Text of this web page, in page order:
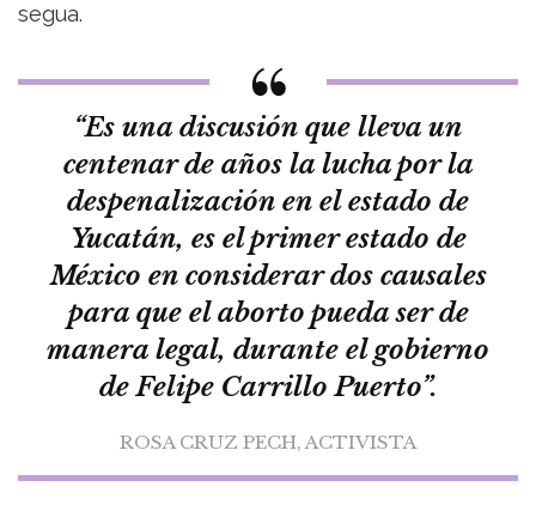
segua.
“Es una discusión que lleva un
centenar de años la lucha por la
despenalización en el estado de
Yucatán, es el primer estado de
México en considerar dos causales
para que el aborto pueda ser de
manera legal, durante el gobierno
de Felipe Carrillo Puerto”.
ROSA CRUZ PECH, ACTIVISTA